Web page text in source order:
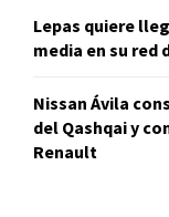
Lepas quiere
media en su red
Nissan Ávila
del Qashqai y
Renault